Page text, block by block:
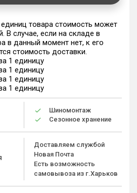
товара стоимость может
В случае, если на складе в
в данный момент нет, к его
стоимость доставки.
1 единицу
1 единицу
1 единицу
1 единицу
Шиномонтаж
Сезонное хранение
Доставляем службой
Новая Почта
Есть возможность
самовывоза из г.Харьков